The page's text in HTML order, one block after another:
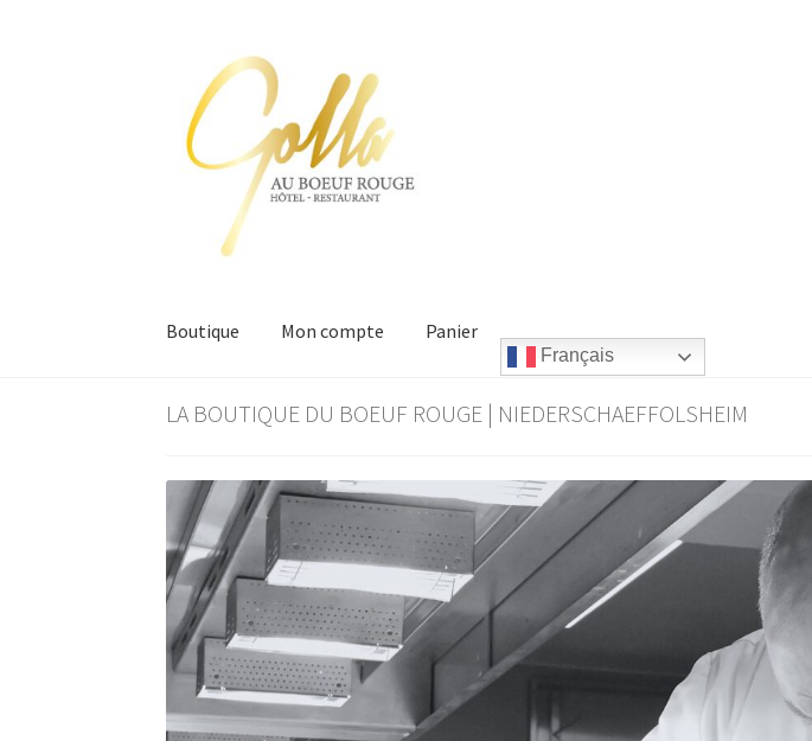
navigation
contenu
Boutique Mon compte Panier
Français
AccueilBoutique du Boeuf Rouge Niederschaeffolsheim Charte sur la Vie Privée
LA BOUTIQUE DU BOEUF ROUGE | NIEDERSCHAEFFOLSHEIM